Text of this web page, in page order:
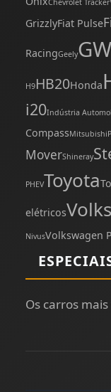
Chevrolet Tracker
GrizzlyFiat Pulse
RacingGeely
H9HB20Honda
i20Indústria
CompassMitsubishi
MoverShineray
PHEVToyota
elétricos
NivusVolkswagen
Os carros